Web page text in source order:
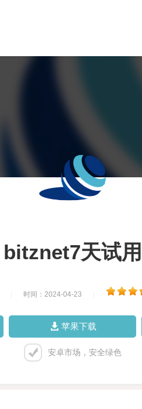
bitznet7天试用
时间：2024-04-23
苹果下载
安卓市场，安全绿色